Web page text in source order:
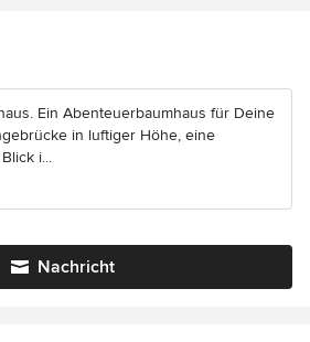
Ein Abenteuerbaumhaus für Deine
in luftiger Höhe, eine
i...
Nachricht